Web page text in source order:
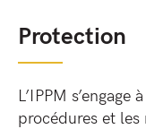
Protection
L’IPPM
procédures et